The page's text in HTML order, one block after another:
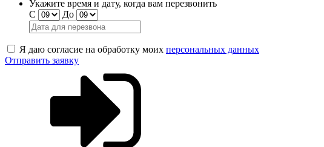
Укажите время и дату, когда вам перезвонить
С
До
Я даю согласие на обработку моих персональных данных
Отправить заявку